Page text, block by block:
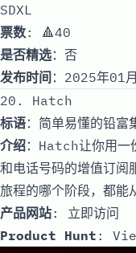
SDXL
票数: 🔺40
是否精选：否
发布时间 ：2025年01
20. Hatch
标语：简单易懂的铅富
介绍：Hatch让你用一
和电话号码的增值订阅
旅程的哪个阶段，都能
产品网站: 立即访问
Product Hunt :